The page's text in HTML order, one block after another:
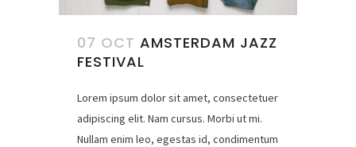
07 OCT AMSTERDAM JAZZ
FESTIVAL
Lorem ipsum dolor sit amet, consectetuer
adipiscing elit. Nam cursus. Morbi ut mi.
Nullam enim leo, egestas id, condimentum